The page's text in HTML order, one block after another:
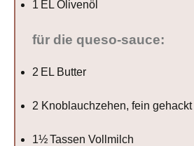
1 EL Olivenöl
für die queso-sauce:
2 EL Butter
2 Knoblauchzehen, fein gehackt
1½Tassen Vollmilch